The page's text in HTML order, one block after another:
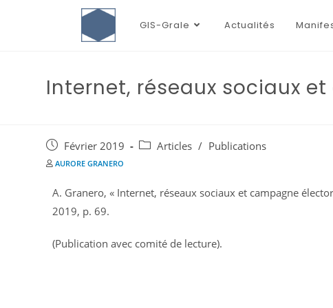
GIS-Grale Actualités
Internet, réseaux sociaux
Février 2019 Articles / Publications
AURORE GRANERO
A. Granero, « Internet, réseaux sociaux et campagne
2019, p. 69.
(Publication avec comité de lecture).